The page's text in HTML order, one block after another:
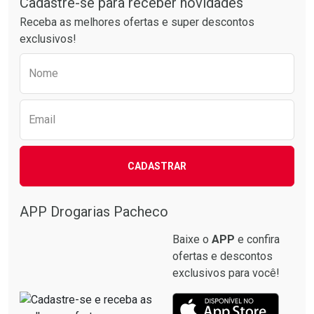
Receba as melhores ofertas e super descontos
exclusivos!
Nome
Email
CADASTRAR
APP Drogarias Pacheco
Baixe o APP e confira
ofertas e descontos
exclusivos para você!